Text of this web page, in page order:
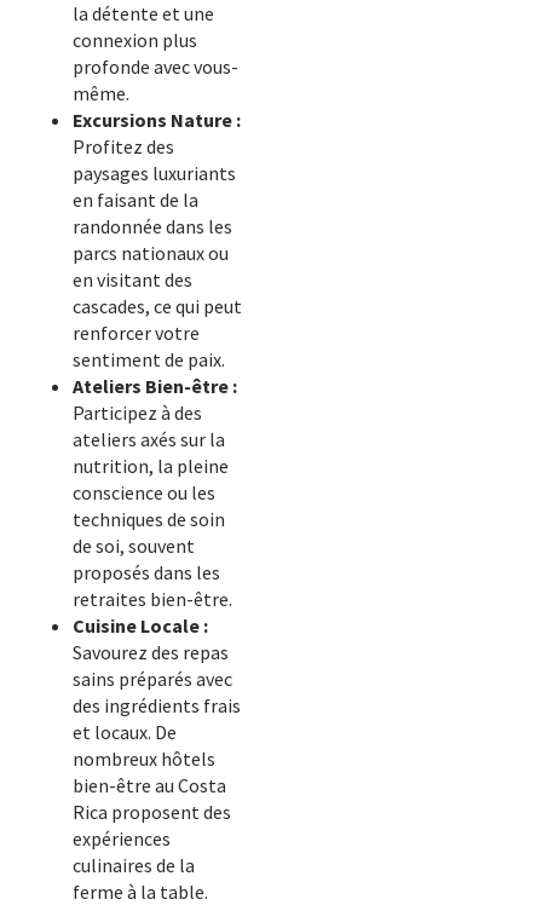
la détente et une
connexion plus
profonde avec vous-
même.
Excursions Nature :
Profitez des
paysages luxuriants
en faisant de la
randonnée dans les
parcs nationaux ou
en visitant des
cascades, ce qui peut
renforcer votre
sentiment de paix.
Ateliers Bien-être :
Participez à des
ateliers axés sur la
nutrition, la pleine
conscience ou les
techniques de soin
de soi, souvent
proposés dans les
retraites bien-être.
Cuisine Locale :
Savourez des repas
sains préparés avec
des ingrédients frais
et locaux. De
nombreux hôtels
bien-être au Costa
Rica proposent des
expériences
culinaires de la
ferme à la table.